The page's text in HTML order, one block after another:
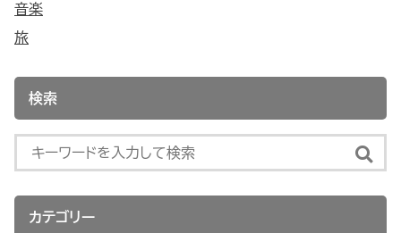
音楽
旅
検索
カテゴリー